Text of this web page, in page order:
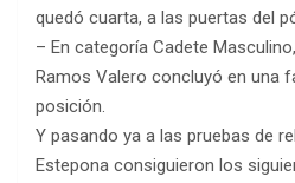
quedó cuarta, a las puertas del
– En categoría Cadete
Ramos Valero concluyó en una
posición.
Y pasando ya a las pruebas de
Estepona consiguieron los